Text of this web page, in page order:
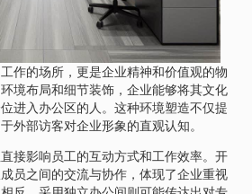
作的场所，更是企业精神和价值观的物
境布局和细节装饰，企业能够将其文化
进入办公区的人。这种环境塑造不仅提
外部访客对企业形象的直观认知。
接影响员工的互动方式和工作效率。开
员之间的交流与协作，体现了企业重视